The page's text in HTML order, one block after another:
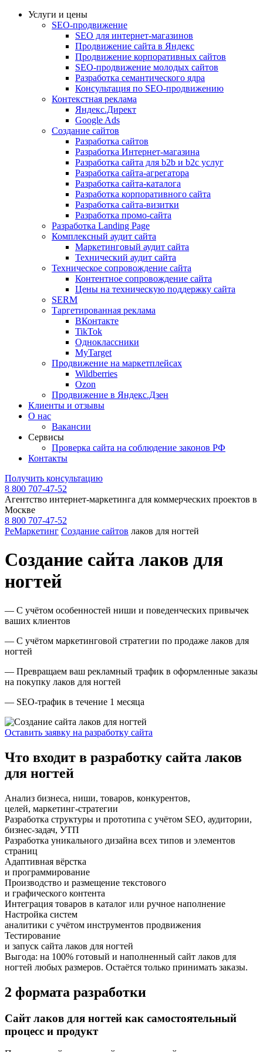
Услуги и цены
SEO-продвижение
SEO для интернет-магазинов
Продвижение сайта в Яндекс
Продвижение корпоративных сайтов
SEO-продвижение молодых сайтов
Разработка семантического ядра
Консультация по SEO-продвижению
Контекстная реклама
Яндекс.Директ
Google Ads
Создание сайтов
Разработка сайтов
Разработка Интернет-магазина
Разработка сайта для b2b и b2c услуг
Разработка сайта-агрегатора
Разработка сайта-каталога
Разработка корпоративного сайта
Разработка сайта-визитки
Разработка промо-сайта
Разработка Landing Page
Комплексный аудит сайта
Маркетинговый аудит сайта
Технический аудит сайта
Техническое сопровождение сайта
Контентное сопровождение сайта
Цены на техническую поддержку сайта
SERM
Таргетированная реклама
ВКонтакте
TikTok
Одноклассники
MyTarget
Продвижение на маркетплейсах
Wildberries
Ozon
Продвижение в Яндекс.Дзен
Клиенты и отзывы
О нас
Вакансии
Сервисы
Проверка сайта на соблюдение законов РФ
Контакты
Получить консультацию
8 800 707-47-52
Агентство интернет-маркетинга для коммерческих проектов в
Москве
8 800 707-47-52
РеМаркетинг Создание сайтов лаков для ногтей
Создание сайта лаков для
ногтей
— С учётом особенностей ниши и поведенческих привычек
ваших клиентов
— С учётом маркетинговой стратегии по продаже лаков для
ногтей
— Превращаем ваш рекламный трафик в оформленные заказы
на покупку лаков для ногтей
— SEO-трафик в течение 1 месяца
Оставить заявку на разработку сайта
Что входит в разработку сайта лаков
для ногтей
Анализ бизнеса, ниши, товаров, конкурентов,
целей, маркетинг-стратегии
Разработка структуры и прототипа с учётом SEO, аудитории,
бизнес-задач, УТП
Разработка уникального дизайна всех типов и элементов
страниц
Адаптивная вёрстка
и программирование
Производство и размещение текстового
и графического контента
Интеграция товаров в каталог или ручное наполнение
Настройка систем
аналитики с учётом инструментов продвижения
Тестирование
и запуск сайта лаков для ногтей
Выгода: на 100% готовый и наполненный сайт лаков для
ногтей любых размеров. Остаётся только принимать заказы.
2 формата разработки
Сайт лаков для ногтей как самостоятельный
процесс и продукт